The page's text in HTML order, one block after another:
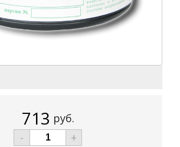
713 руб.
-
+